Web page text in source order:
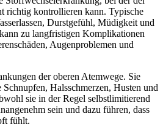
richtig kontrollieren kann. Typische
Durstgefühl, Müdigkeit und
kann zu langfristigen Komplikationen
Augenproblemen und
der oberen Atemwege. Sie
Halsschmerzen, Husten und
sie in der Regel selbstlimitierend
sein und dazu führen, dass
fühlt.